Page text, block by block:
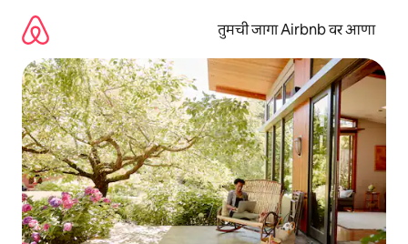
तुमची जागा Airbnb वर आणा